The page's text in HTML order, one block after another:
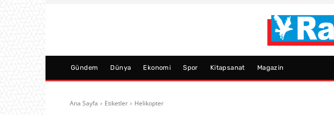
Gündem Dünya Ekonomi Spor Kitapsanat Magazin
Ana Sayfa Etiketler Helikopter